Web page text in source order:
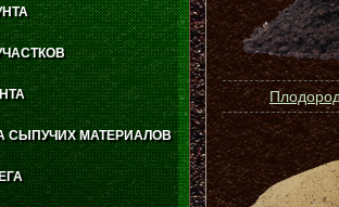
СЫПУЧИХ МАТЕРИАЛОВ